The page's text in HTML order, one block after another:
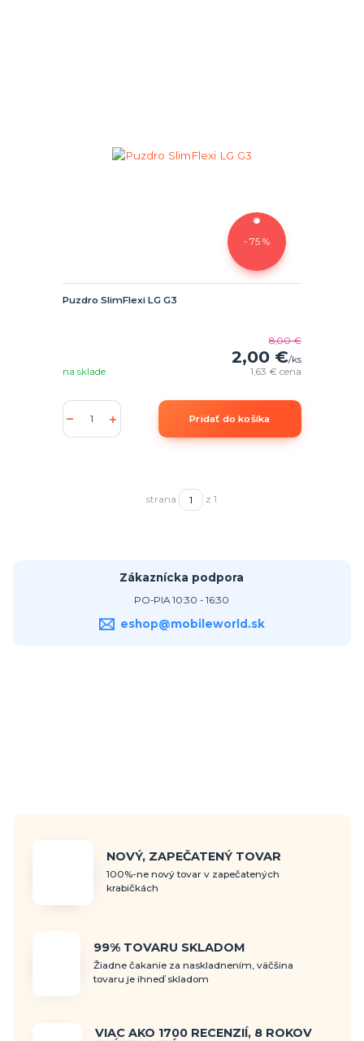
- 75 %
Puzdro SlimFlexi LG G3
8,00 €
2,00 €/ks
1,63 €cena
na sklade
Pridať do košíka
strana z 1
Zákaznícka podpora
PO-PIA 10:30 - 16:30
eshop@mobileworld.sk
NOVÝ, ZAPEČATENÝ TOVAR
100%-ne nový tovar v zapečatených
krabičkách
99% TOVARU SKLADOM
Žiadne čakanie za naskladnením, väčšina
tovaru je ihneď skladom
VIAC AKO 1700 RECENZIÍ, 8 ROKOV